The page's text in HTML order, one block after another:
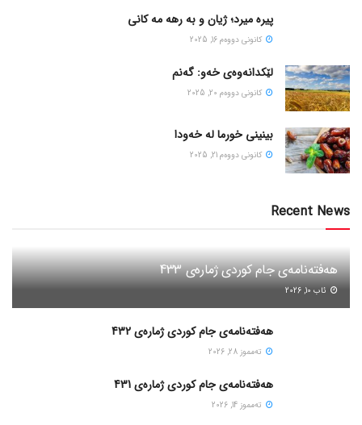
پیره میرد؛ ژیان و به رهه مه کانی
كانونی دووه‌م 16, 2025
لێکدانەوەی خەو: گەنم
كانونی دووه‌م 20, 2025
بینینی خورما لە خەودا
كانونی دووه‌م 21, 2025
Recent News
هەفتەنامەی جام کوردی ژمارەی 433
ئاب 10, 2026
هەفتەنامەی جام کوردی ژمارەی 432
ته‌مموز 28, 2026
هەفتەنامەی جام کوردی ژمارەی 431
ته‌مموز 14, 2026